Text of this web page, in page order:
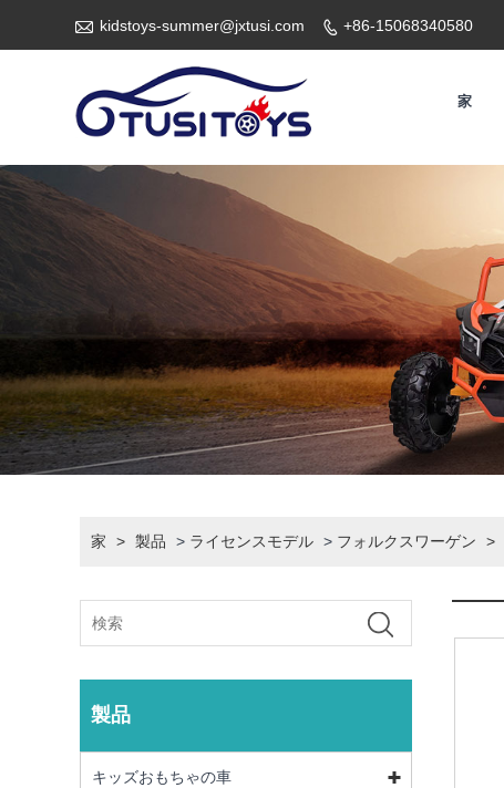
 kidstoys-summer@jxtusi.com  +86-15068340580
家
家 > 製品 > ライセンスモデル > フォルクスワーゲン >
製品
キッズおもちゃの車